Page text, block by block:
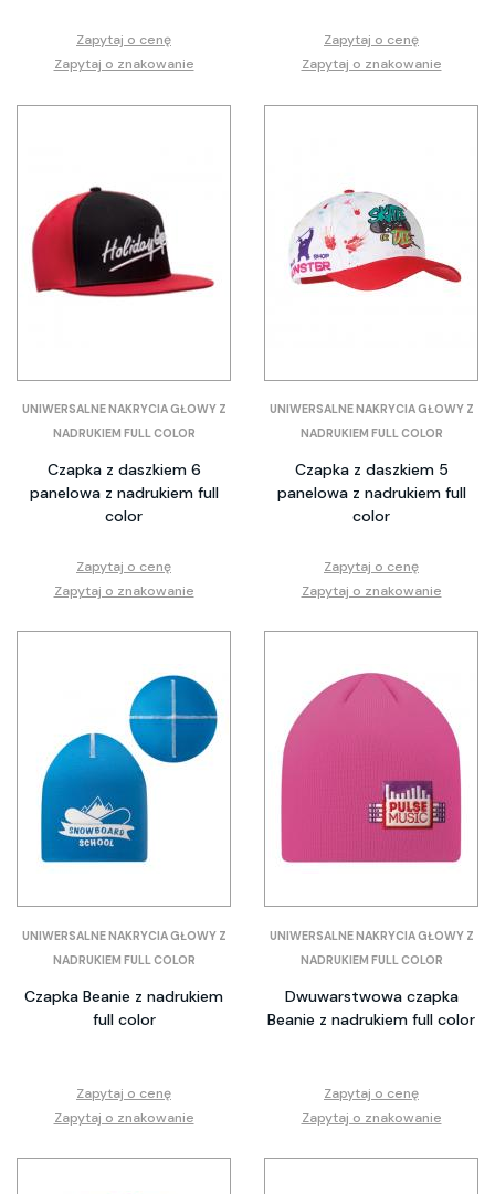
Zapytaj o cenę
Zapytaj o znakowanie
Zapytaj o cenę
Zapytaj o znakowanie
UNIWERSALNE NAKRYCIA GŁOWY Z
NADRUKIEM FULL COLOR
Czapka z daszkiem 6
panelowa z nadrukiem full
color
Zapytaj o cenę
Zapytaj o znakowanie
UNIWERSALNE NAKRYCIA GŁOWY Z
NADRUKIEM FULL COLOR
Czapka z daszkiem 5
panelowa z nadrukiem full
color
Zapytaj o cenę
Zapytaj o znakowanie
UNIWERSALNE NAKRYCIA GŁOWY Z
NADRUKIEM FULL COLOR
Czapka Beanie z nadrukiem
full color
Zapytaj o cenę
Zapytaj o znakowanie
UNIWERSALNE NAKRYCIA GŁOWY Z
NADRUKIEM FULL COLOR
Dwuwarstwowa czapka
Beanie z nadrukiem full color
Zapytaj o cenę
Zapytaj o znakowanie